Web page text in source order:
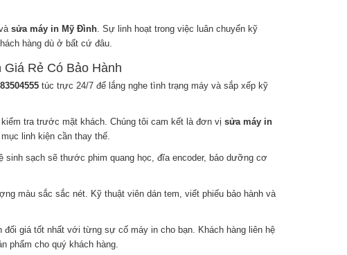
sửa máy in Mỹ Đình. Sự linh hoạt trong việc luân chuyển kỹ
hàng dù ở bất cứ đâu.
Rẻ Có Bảo Hành
túc trực 24/7 để lắng nghe tình trạng máy và sắp xếp kỹ
tra trước mặt khách. Chúng tôi cam kết là đơn vị sửa máy in
linh kiện cần thay thế.
sinh sạch sẽ thước phim quang học, đĩa encoder, bảo dưỡng cơ
màu sắc sắc nét. Kỹ thuật viên dán tem, viết phiếu bảo hành và
giá tốt nhất với từng sự cố máy in cho bạn. Khách hàng liên hệ
phẩm cho quý khách hàng.